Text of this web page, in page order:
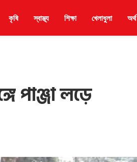
কৃষি স্বাস্থ্য শিক্ষা খেলাধুলা
পাঞ্জা লড়ে